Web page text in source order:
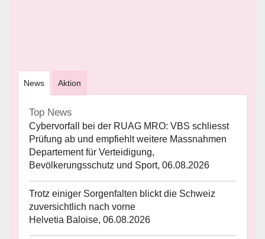
News Aktion
Top News
Cybervorfall bei der RUAG MRO: VBS schliesst
Prüfung ab und empfiehlt weitere Massnahmen
Departement für Verteidigung,
Bevölkerungsschutz und Sport, 06.08.2026
Trotz einiger Sorgenfalten blickt die Schweiz
zuversichtlich nach vorne
Helvetia Baloise, 06.08.2026